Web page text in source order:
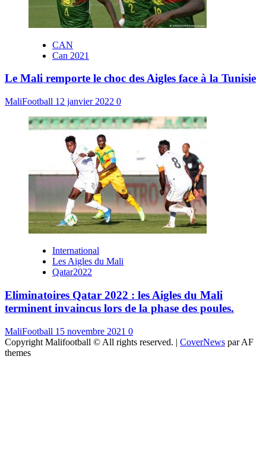
CAN
Can 2021
Le Mali remporte le choc des Aigles face à la Tunisie
MaliFootball 12 janvier 2022 0
International
Les Aigles du Mali
Qatar2022
Eliminatoires Qatar 2022 : les Aigles du Mali
terminent invaincus lors de la phase des poules.
MaliFootball 15 novembre 2021 0
Copyright Malifootball © All rights reserved. | CoverNews par AF
themes